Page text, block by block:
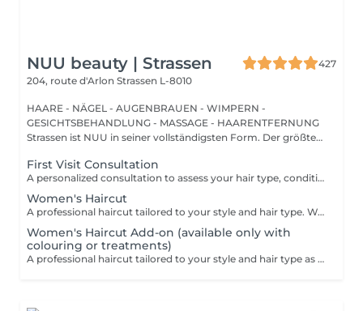
NUU beauty | Strassen
427
204, route d'Arlon Strassen L-8010
HAARE - NÄGEL - AUGENBRAUEN - WIMPERN -
GESICHTSBEHANDLUNG - MASSAGE - HAARENTFERNUNG
Strassen ist NUU in seiner vollständigsten Form. Der größte
First Visit Consultation
A personalized consultation to assess your hair type, condition, and goals helping us recommend the perfect treatments, color, or cut to suit your style and lifestyle.
Women's Haircut
A professional haircut tailored to your style and hair type. We begin with a short consultation to discuss your expectations, followed by a gentle wash while you relax lying comfortably in our Maletti chair, a precise cut, and a smooth blow-dry. We use Dyson Pro tools that protect your hair from excessive heat and deliver a sleek, polished finish. LaBiosthétique care and styling products provide holistic care for hair and scalp, combining scientific research with carefully selected natural ingredients. All brushes are sanitised with Sibel equipment, which effectively removes hair, product buildup, and impurities while reducing bacteria on the brush surface to maintain high hygiene standards for every client. For a more defined final look, styling can be added as an add-on. Simple, Moderate, Complex This grading reflects your hair's individual characteristics, such as texture, density, and length and is assessed by your hairdresser at the start of your visit. Not sure which to choose? We recommend booking Complex. The price will be adjusted after your consultation. Note: This is not related to the difficulty of haircuts or timing.
Women's Haircut Add-on (available only with
colouring or treatments)
A professional haircut tailored to your style and hair type as an add-on to colouring or treatments. We begin with a short consultation to discuss your expectations, followed by a gentle wash while you relax lying comfortably in our Maletti chair, a precise cut, and a smooth blow-dry. We use Dyson Pro tools that protect your hair from excessive heat and deliver a sleek, polished finish. LaBiosthétique care and styling products provide holistic care for hair and scalp, combining scientific research with carefully selected natural ingredients. All brushes are sanitised with Sibel equipment, which effectively removes hair, product buildup, and impurities while reducing bacteria on the brush surface to maintain high hygiene standards for every client. For a more defined final look, styling can be added as an add-on. Simple, Moderate, Complex This grading reflects your hair's individual characteristics, such as texture, density, and length and is assessed by your hairdresser at the start of your visit. Not sure which to choose? We recommend booking Complex. The price will be adjusted after your consultation. Note: This is not related to the difficulty of haircuts or timing.